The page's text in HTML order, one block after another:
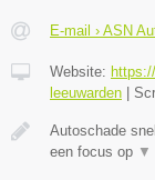
E-mail › ASN
Website:
leeuwarden
Autoschade
een focus op ▼